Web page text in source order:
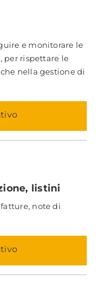
e monitorare le
per rispettare le
nella gestione di
listini
note di